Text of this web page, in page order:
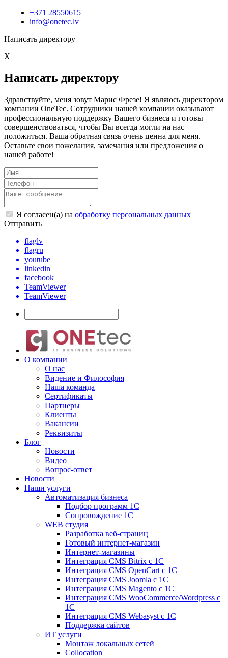
+371 28550615
info@onetec.lv
Написать директору
X
Написать директору
Здравствуйте, меня зовут Марис Фрезе! Я являюсь директором
компании OneTec. Сотрудники нашей компании оказывают
профессиональную поддержку Вашего бизнеса и готовы
совершенствоваться, чтобы Вы всегда могли на нас
положиться. Ваша обратная связь очень ценна для меня.
Оставьте свои пожелания, замечания или предложения о
нашей работе!
Я согласен(а) на обработку персональных данных
Отправить
flaglv
flagru
youtube
linkedin
facebook
TeamViewer
TeamViewer
О компании
О нас
Видение и Философия
Наша команда
Сертификаты
Партнеры
Клиенты
Вакансии
Реквизиты
Блог
Новости
Видео
Вопрос-ответ
Новости
Наши услуги
Автоматизация бизнеса
Подбор программ 1С
Сопровождение 1С
WEB студия
Разработка веб-страниц
Готовый интернет-магазин
Интернет-магазины
Интеграция CMS Bitrix с 1С
Интеграция CMS OpenCart с 1С
Интеграция CMS Joomla с 1С
Интеграция CMS Magento с 1С
Интеграция CMS WooCommerce/Wordpress с
1С
Интеграция CMS Webasyst с 1С
Поддержка сайтов
ИТ услуги
Монтаж локальных сетей
Collocation